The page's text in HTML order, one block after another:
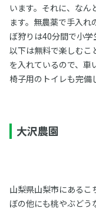
います。それに、なん
ます。無農薬で手入
ぼ狩りは40分間で小
以下は無料で楽しむこ
を入れているので、車
椅子用のトイレも完備
大沢農園
山梨県山梨市にあるこ
ぼの他にも桃やぶどう